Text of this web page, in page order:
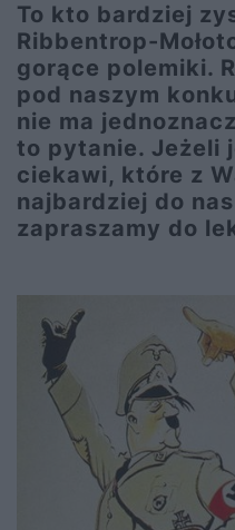
To kto bardziej
Ribbentrop-
gorące polemiki.
pod naszym
nie ma
to pytanie. Jeżeli
ciekawi, które z
najbardziej do
zapraszamy do